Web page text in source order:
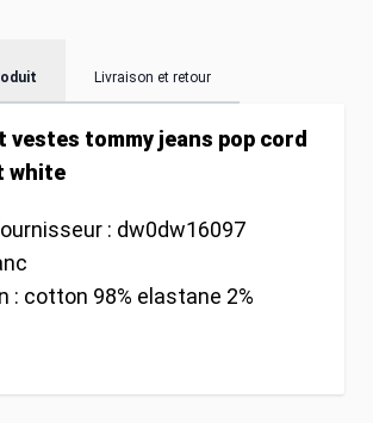
Livraison et retour
vestes tommy jeans pop cord
white
: dw0dw16097
: cotton 98% elastane 2%